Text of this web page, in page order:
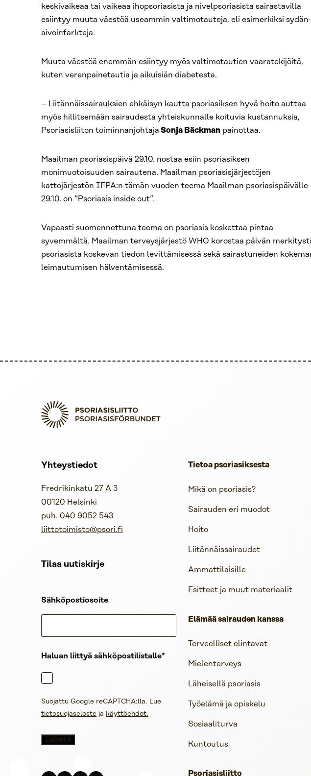
keskivaikeaa tai vaikeaa ihopsoriasista ja nivelpsoriasista sairastavilla
esiintyy muuta väestöä useammin valtimotauteja, eli esimerkiksi
aivoinfarkteja.
Muuta väestöä enemmän esiintyy myös valtimotautien vaaratekijöitä,
kuten verenpainetautia ja aikuisiän diabetesta.
– Liitännäissairauksien ehkäisyn kautta psoriasiksen hyvä hoito auttaa
myös hillitsemään sairaudesta yhteiskunnalle koituvia kustannuksia,
Psoriasisliiton toiminnanjohtaja Sonja Bäckman painottaa.
Maailman psoriasispäivä 29.10. nostaa esiin psoriasiksen
monimuotoisuuden sairautena. Maailman psoriasisjärjestöjen
kattojärjestön IFPA:n tämän vuoden teema Maailman psoriasispäivälle
29.10. on ”Psoriasis inside out”.
Vapaasti suomennettuna teema on psoriasis koskettaa pintaa
syvemmältä. Maailman terveysjärjestö WHO korostaa päivän
psoriasista koskevan tiedon levittämisessä sekä sairastuneiden
leimautumisen hälventämisessä.
Yhteystiedot
Fredrikinkatu 27 A 3
00120 Helsinki
puh. 040 9052 543
liittotoimisto@psori.fi
Tilaa uutiskirje
Sähköpostiosoite
Haluan liittyä sähköpostilistalle
Suojattu Google reCAPTCHA:lla. Lue
tietosuojaseloste ja käyttöehdot.
Tietoa psoriasiksesta
Mikä on psoriasis?
Sairauden eri muodot
Hoito
Liitännäissairaudet
Ammattilaisille
Esitteet ja muut materiaalit
Elämää sairauden kanssa
Terveelliset elintavat
Mielenterveys
Läheisellä psoriasis
Työelämä ja opiskelu
Sosiaaliturva
Kuntoutus
Psoriasisliitto